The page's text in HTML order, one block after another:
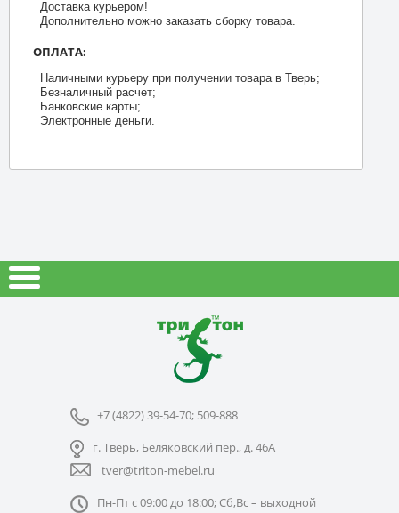
Доставка курьером!
Дополнительно можно заказать сборку товара.
ОПЛАТА:
Наличными курьеру при получении товара в Тверь;
Безналичный расчет;
Банковские карты;
Электронные деньги.
+7 (4822) 39-54-70; 509-888
г. Тверь, Беляковский пер., д. 46А
tver@triton-mebel.ru
Пн-Пт с 09:00 до 18:00; Сб,Вс – выходной